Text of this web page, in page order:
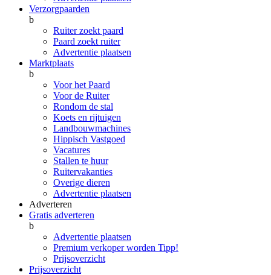
Verzorgpaarden
b
Ruiter zoekt paard
Paard zoekt ruiter
Advertentie plaatsen
Marktplaats
b
Voor het Paard
Voor de Ruiter
Rondom de stal
Koets en rijtuigen
Landbouwmachines
Hippisch Vastgoed
Vacatures
Stallen te huur
Ruitervakanties
Overige dieren
Advertentie plaatsen
Adverteren
Gratis adverteren
b
Advertentie plaatsen
Premium verkoper worden Tipp!
Prijsoverzicht
Prijsoverzicht